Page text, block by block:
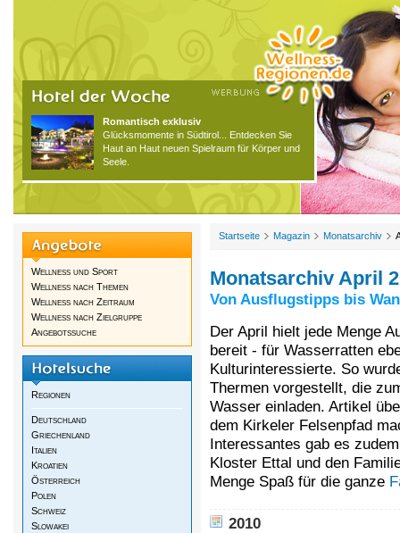
Romantisch exklusiv
Glücksmomente in Südtirol... Entdecken Sie
Haut an Haut neuen Spielraum für Körper und
Seele.
Wellness und Sport
Wellness nach Themen
Wellness nach Zeitraum
Wellness nach Zielgruppe
Angebotssuche
Regionen
Deutschland
Griechenland
Italien
Kroatien
Österreich
Polen
Schweiz
Slowakei
Startseite Magazin Monatsarchiv
Monatsarchiv April
Von Ausflugstipps bis
Der April hielt jede Menge
bereit - für Wasserratten
Kulturinteressierte. So
Thermen vorgestellt, die
Wasser einladen. Artikel
dem Kirkeler Felsenpfad
Interessantes gab es
Kloster Ettal und den
Menge Spaß für die ganze
2010